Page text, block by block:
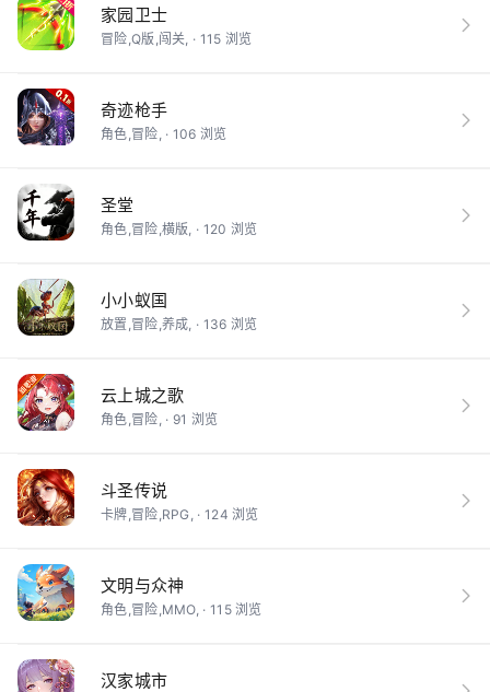
家园卫士
冒险,Q版,闯关, · 115 浏览
奇迹枪手
角色,冒险, · 106 浏览
圣堂
角色,冒险,横版, · 120 浏览
小小蚁国
放置,冒险,养成, · 136 浏览
云上城之歌
角色,冒险, · 91 浏览
斗圣传说
卡牌,冒险,RPG, · 124 浏览
文明与众神
角色,冒险,MMO, · 115 浏览
汉家城市